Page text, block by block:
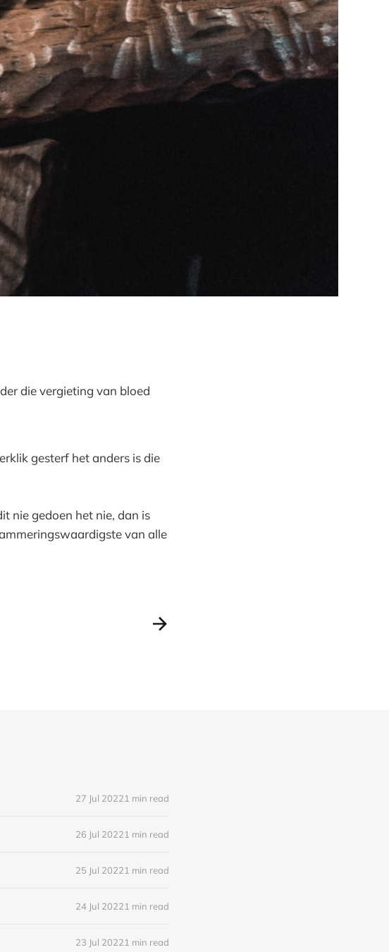
die vergieting van bloed
gesterf het anders is die
nie gedoen het nie, dan is
van alle
27 Jul 20221 min read
26 Jul 20221 min read
25 Jul 20221 min read
24 Jul 20221 min read
23 Jul 20221 min read